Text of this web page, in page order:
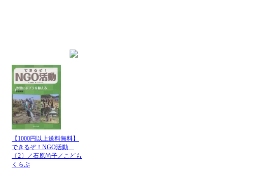
【1000円以上送料無料】
できるぞ！NGO活動
〔2〕／石原尚子／こども
くらぶ